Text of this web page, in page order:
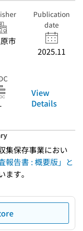
市
Publication
date
2025.11
View
Details
集保存事業におい
報告書 : 概要版」と
ます。